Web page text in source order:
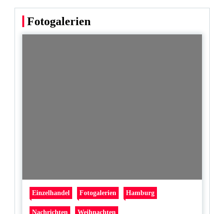
Fotogalerien
Einzelhandel Fotogalerien Hamburg
Nachrichten Weihnachten